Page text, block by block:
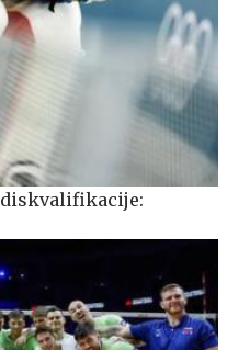
diskvalifikacije: